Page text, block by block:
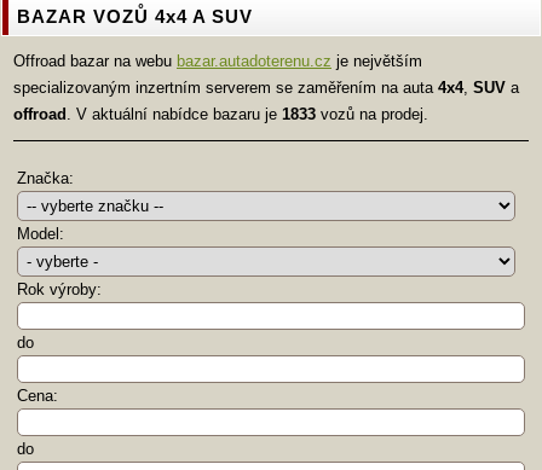
BAZAR VOZŮ 4x4 A SUV
Offroad bazar na webu bazar.autadoterenu.cz je největším
specializovaným inzertním serverem se zaměřením na auta 4x4, SUV a
offroad . V aktuální nabídce bazaru je 1833 vozů na prodej.
Značka:
Model:
Rok výroby:
do
Cena:
do